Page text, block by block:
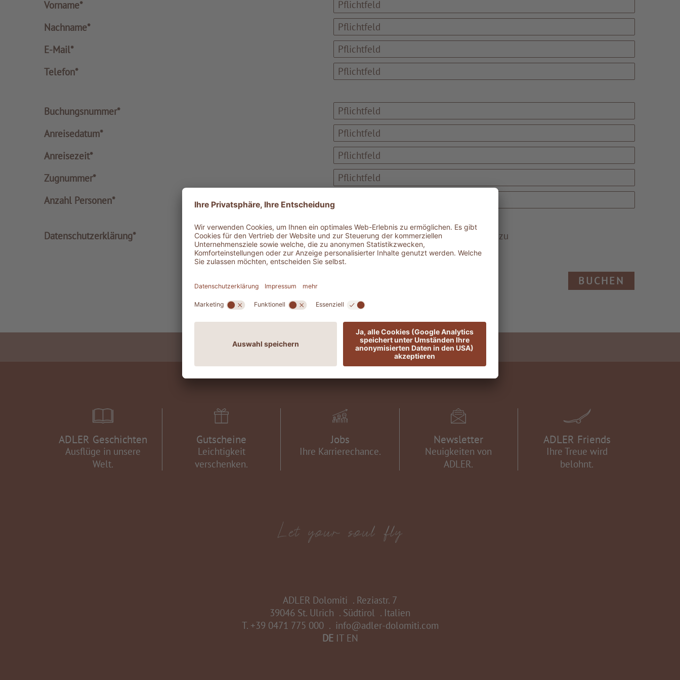
Vorname*
Nachname*
E-Mail*
Telefon*
Buchungsnummer*
Anreisedatum*
Anreisezeit*
Zugnummer*
Anzahl Personen*
Datenschutzerklärung* Ich stimme derDatenschutzerklärung zu
BUCHEN
KONTAKT & ANREISEINFORMATIONEN
ADLER Geschichten
Ausflüge in unsere
Welt.
Gutscheine
Leichtigkeit
verschenken.
Jobs
Ihre Karrierechance.
Newsletter
Neuigkeiten von
ADLER.
ADLER Friends
Ihre Treue wird
belohnt.
ADLER Dolomiti . Reziastr. 7
39046 St. Ulrich . Südtirol . Italien
T. +39 0471 775 000. info@adler-dolomiti.com
DE IT EN